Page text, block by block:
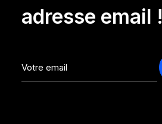
adresse email !